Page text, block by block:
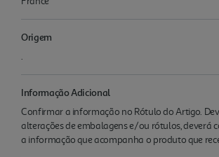
Origem
.
Informação Adicional
Confirmar a informação no Rótulo do Artigo.
alterações de embalagens e/ou rótulos, deverá
a informação que acompanha o produto que